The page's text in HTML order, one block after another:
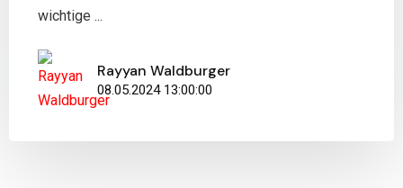
wichtige ...
Rayyan Waldburger
08.05.2024 13:00:00